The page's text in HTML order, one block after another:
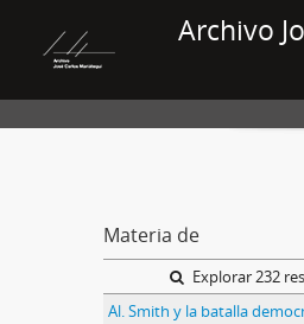
Archivo
Materia de
Explorar 232